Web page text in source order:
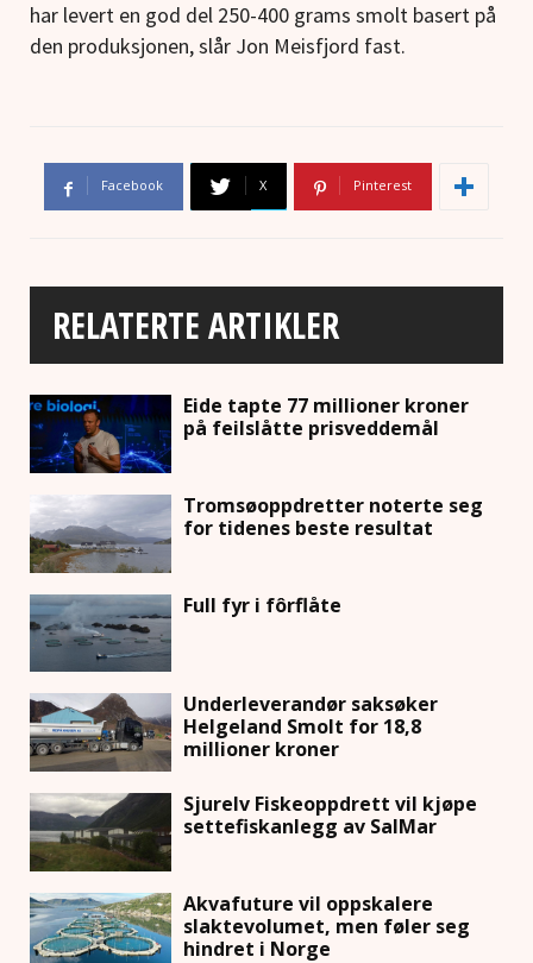
har levert en god del 250-400 grams smolt basert på
den produksjonen, slår Jon Meisfjord fast.
Facebook X Pinterest
RELATERTE ARTIKLER
Eide tapte 77 millioner kroner
på feilslåtte prisveddemål
Tromsøoppdretter noterte seg
for tidenes beste resultat
Full fyr i fôrflåte
Underleverandør saksøker
Helgeland Smolt for 18,8
millioner kroner
Sjurelv Fiskeoppdrett vil kjøpe
settefiskanlegg av SalMar
Akvafuture vil oppskalere
slaktevolumet, men føler seg
hindret i Norge